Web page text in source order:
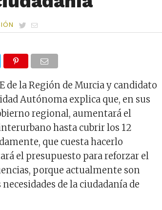
de la Región de Murcia y candidato
Autónoma explica que, en sus
regional, aumentará el
hasta cubrir los 12
que cuesta hacerlo
el presupuesto para reforzar el
porque actualmente son
de la ciudadanía de